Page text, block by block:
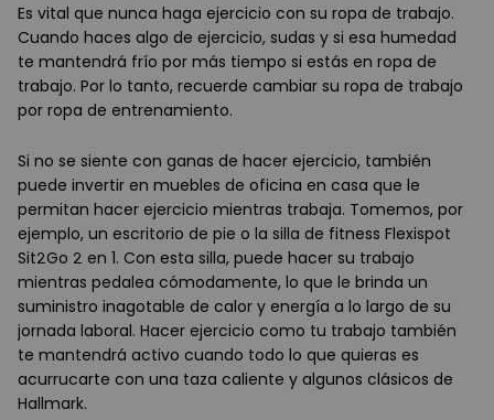
Es vital que nunca haga ejercicio con su ropa de trabajo.
Cuando haces algo de ejercicio, sudas y si esa humedad
te mantendrá frío por más tiempo si estás en ropa de
trabajo. Por lo tanto, recuerde cambiar su ropa de trabajo
por ropa de entrenamiento.
Si no se siente con ganas de hacer ejercicio, también
puede invertir en muebles de oficina en casa que le
permitan hacer ejercicio mientras trabaja. Tomemos, por
ejemplo, un escritorio de pie o la silla de fitness Flexispot
Sit2Go 2 en 1. Con esta silla, puede hacer su trabajo
mientras pedalea cómodamente, lo que le brinda un
suministro inagotable de calor y energía a lo largo de su
jornada laboral. Hacer ejercicio como tu trabajo también
te mantendrá activo cuando todo lo que quieras es
acurrucarte con una taza caliente y algunos clásicos de
Hallmark.